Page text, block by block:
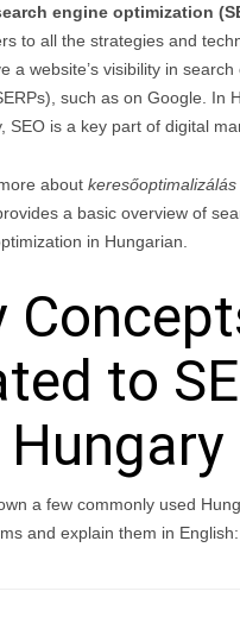
engine optimization
to all the strategies and
a website’s visibility in search
such as on Google. In
SEO is a key part of digital
about keresőoptimalizálás
a basic overview of
in Hungarian.
to
Hungary
a few commonly used
and explain them in English: